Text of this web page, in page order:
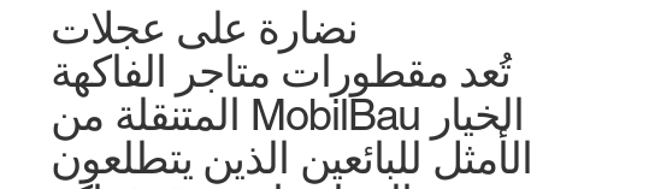
نضارة على عجلات
تُعد مقطورات متاجر الفاكهة
المتنقلة من MobilBau الخيار
الأمثل للبائعين الذين يتطلعون